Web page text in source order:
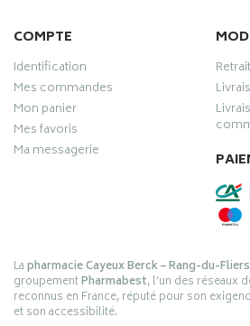
COMPTE
Identification
Mes commandes
Mon panier
Mes favoris
Ma messagerie
Lapharmacie Cayeux Berck – Rang-du-Fliers
groupementPharmabest, l’un des réseaux
reconnus en France, réputé pour son
et son accessibilité.